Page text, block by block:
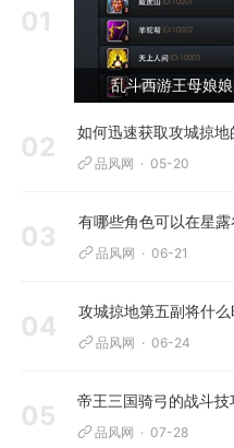
01
乱斗西游王母娘
02 如何迅速获取攻城掠地
品风网 05-20
03
品风网 06-21
04
品风网 06-24
05
品风网 07-28